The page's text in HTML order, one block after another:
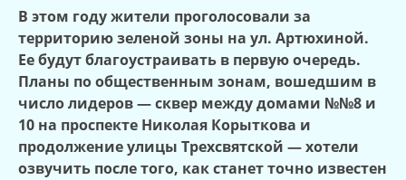
В этом году жители проголосовали за
территорию зеленой зоны на ул. Артюхиной.
Ее будут благоустраивать в первую очередь.
Планы по общественным зонам, вошедшим в
число лидеров — сквер между домами №№8 и
10 на проспекте Николая Корыткова и
продолжение улицы Трехсвятской — хотели
озвучить после того, как станет точно известен